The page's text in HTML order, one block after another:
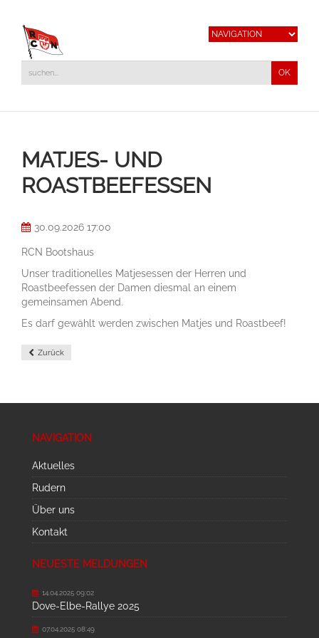
MATJES- UND
ROASTBEEFESSEN
30.09.2026 17:00
RCN Bootshaus
Unser traditionelles Matjesessen der Herren und
Roastbeefessen der Damen diesmal an einem
gemeinsamen Abend.
Es darf gewählt werden zwischen Matjes und Roastbeef!
Zurück
NAVIGATION
Aktuelles
Rudern
Über uns
Kontakt
NEUESTE MELDUNGEN
14.04.2025 09:02
Dove-Elbe-Rallye 2025
07.04.2025 08:49